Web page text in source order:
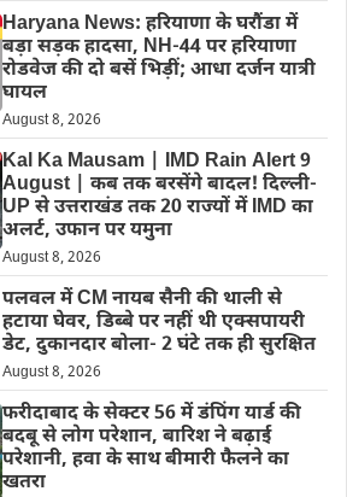
Haryana News: हरियाणा के घरौंडा में
बड़ा सड़क हादसा, NH-44 पर हरियाणा
रोडवेज की दो बसें भिड़ीं; आधा दर्जन यात्री
घायल
August 8, 2026
Kal Ka Mausam | IMD Rain Alert 9
August | कब तक बरसेंगे बादल! दिल्ली-
UP से उत्तराखंड तक 20 राज्यों में IMD का
अलर्ट, उफान पर यमुना
August 8, 2026
पलवल में CM नायब सैनी की थाली से
हटाया घेवर, डिब्बे पर नहीं थी एक्सपायरी
डेट, दुकानदार बोला- 2 घंटे तक ही सुरक्षित
August 8, 2026
फरीदाबाद के सेक्टर 56 में डंपिंग यार्ड की
बदबू से लोग परेशान, बारिश ने बढ़ाई
परेशानी, हवा के साथ बीमारी फैलने का
खतरा